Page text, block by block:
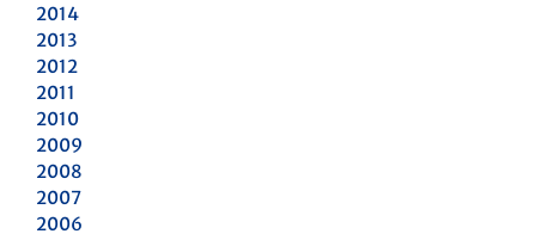
2014
2013
2012
2011
2010
2009
2008
2007
2006